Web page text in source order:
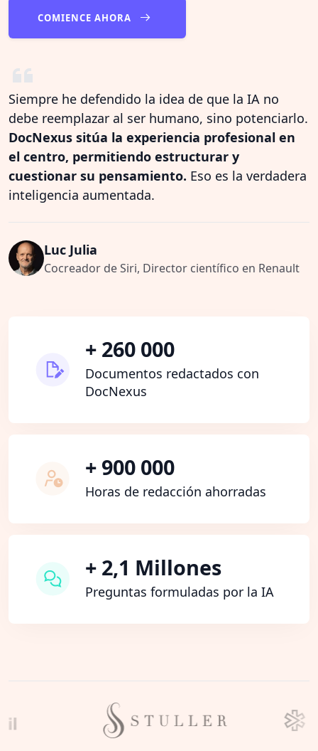
COMIENCE AHORA
Siempre he defendido la idea de que la IA no
debe reemplazar al ser humano, sino potenciarlo.
DocNexus sitúa la experiencia profesional en
el centro, permitiendo estructurar y
cuestionar su pensamiento. Eso es la verdadera
inteligencia aumentada.
Luc Julia
Cocreador de Siri, Director científico en Renault
+ 260 000
Documentos redactados con
DocNexus
+ 900 000
Horas de redacción ahorradas
+ 2,1 Millones
Preguntas formuladas por la IA